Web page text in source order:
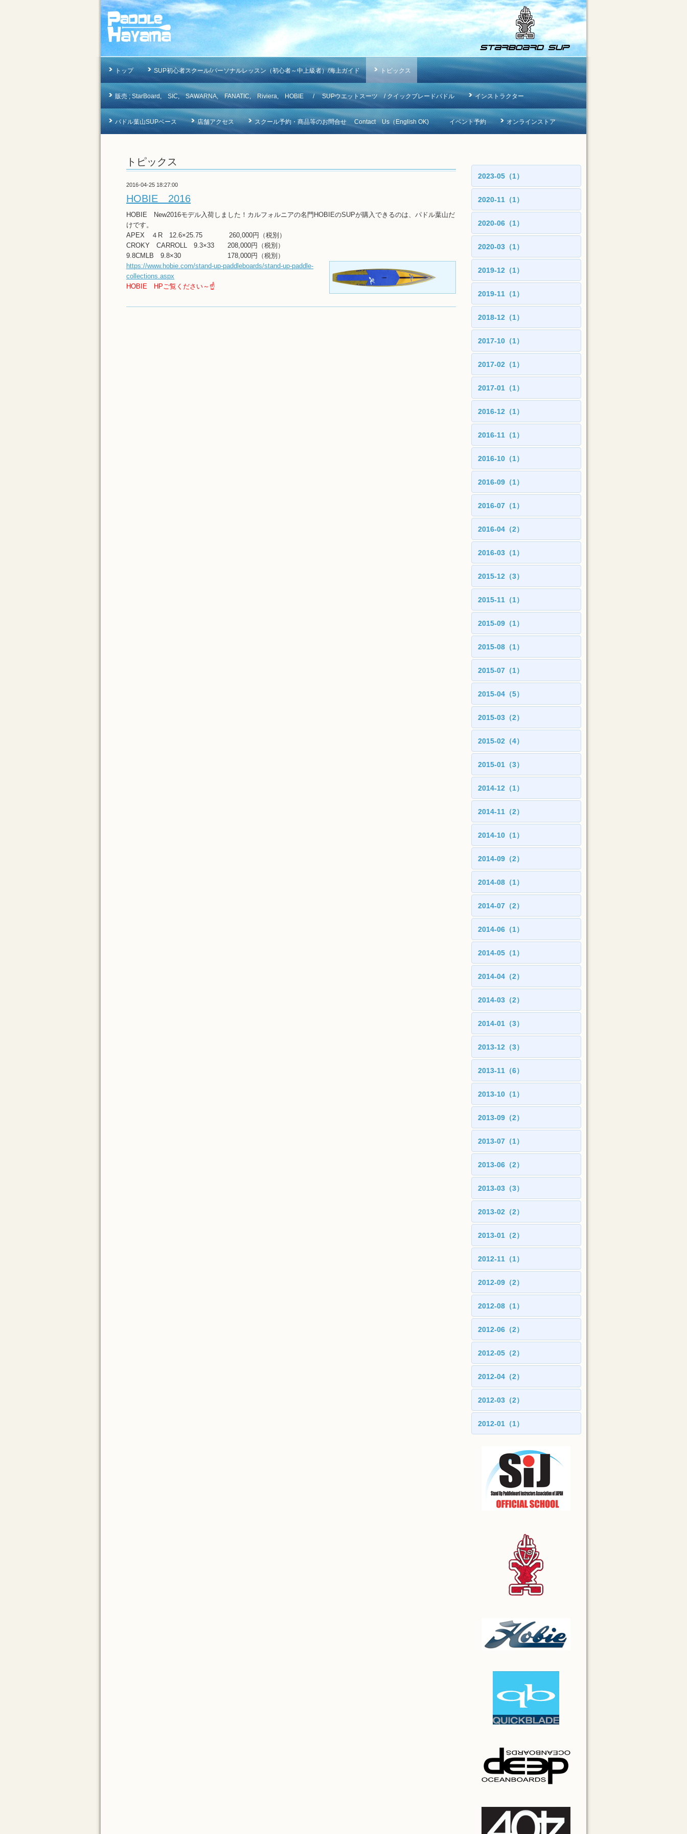
トップ SUP初心者スクール/パーソナルレッスン（初心者～中上級者）/海上ガイド トピックス
販売 ; StarBoard, SIC, SAWARNA, FANATIC, Riviera, HOBIE / SUPウエットスーツ / クイックブレードパドル インストラクター
パドル葉山SUPベース 店舗アクセス スクール予約・商品等のお問合せ Contact Us（English OK) イベント予約 オンラインストア
トピックス
2016-04-25 18:27:00
HOBIE 2016
HOBIE New2016モデル入荷しました！カルフォルニアの名門HOBIEのSUPが購入できるのは、パドル葉山だ
けです。
APEX ４R 12.6×25.75 260,000円（税別）
CROKY CARROLL 9.3×33 208,000円（税別）
9.8CMLB 9.8×30 178,000円（税別）
https://www.hobie.com/stand-up-paddleboards/stand-up-paddle-
collections.aspx
HOBIE HPご覧ください～☝
2023-05（1）
2020-11（1）
2020-06（1）
2020-03（1）
2019-12（1）
2019-11（1）
2018-12（1）
2017-10（1）
2017-02（1）
2017-01（1）
2016-12（1）
2016-11（1）
2016-10（1）
2016-09（1）
2016-07（1）
2016-04（2）
2016-03（1）
2015-12（3）
2015-11（1）
2015-09（1）
2015-08（1）
2015-07（1）
2015-04（5）
2015-03（2）
2015-02（4）
2015-01（3）
2014-12（1）
2014-11（2）
2014-10（1）
2014-09（2）
2014-08（1）
2014-07（2）
2014-06（1）
2014-05（1）
2014-04（2）
2014-03（2）
2014-01（3）
2013-12（3）
2013-11（6）
2013-10（1）
2013-09（2）
2013-07（1）
2013-06（2）
2013-03（3）
2013-02（2）
2013-01（2）
2012-11（1）
2012-09（2）
2012-08（1）
2012-06（2）
2012-05（2）
2012-04（2）
2012-03（2）
2012-01（1）